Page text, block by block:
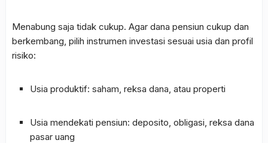
Menabung saja tidak cukup. Agar dana pensiun cukup dan
berkembang, pilih instrumen investasi sesuai usia dan profil
risiko:
Usia produktif: saham, reksa dana, atau properti
Usia mendekati pensiun: deposito, obligasi, reksa dana
pasar uang